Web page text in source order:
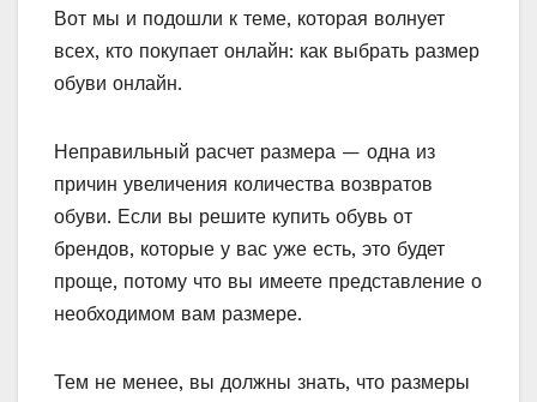
Вот мы и подошли к теме, которая волнует
всех, кто покупает онлайн: как выбрать размер
обуви онлайн.
Неправильный расчет размера — одна из
причин увеличения количества возвратов
обуви. Если вы решите купить обувь от
брендов, которые у вас уже есть, это будет
проще, потому что вы имеете представление о
необходимом вам размере.
Тем не менее, вы должны знать, что размеры